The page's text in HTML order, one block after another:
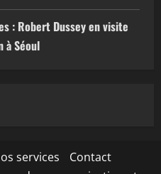
: Robert Dussey en visite
à Séoul
services
Contact